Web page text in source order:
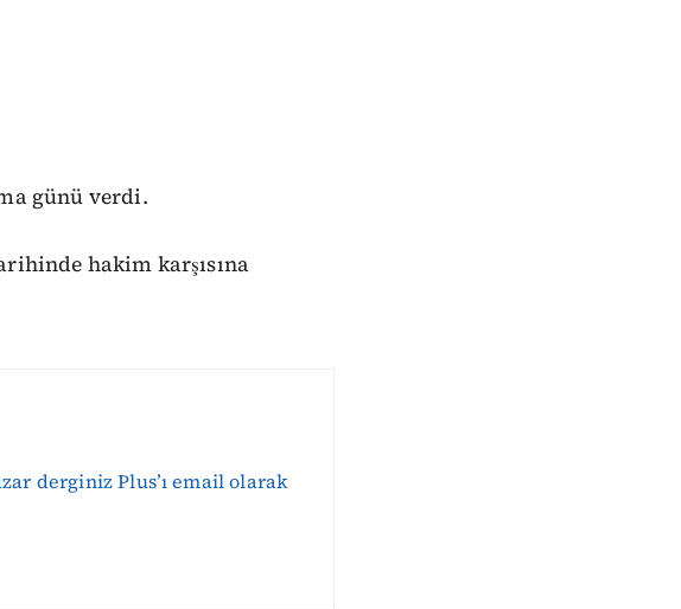
günü verdi.
hakim karşısına
derginiz Plus’ı email olarak